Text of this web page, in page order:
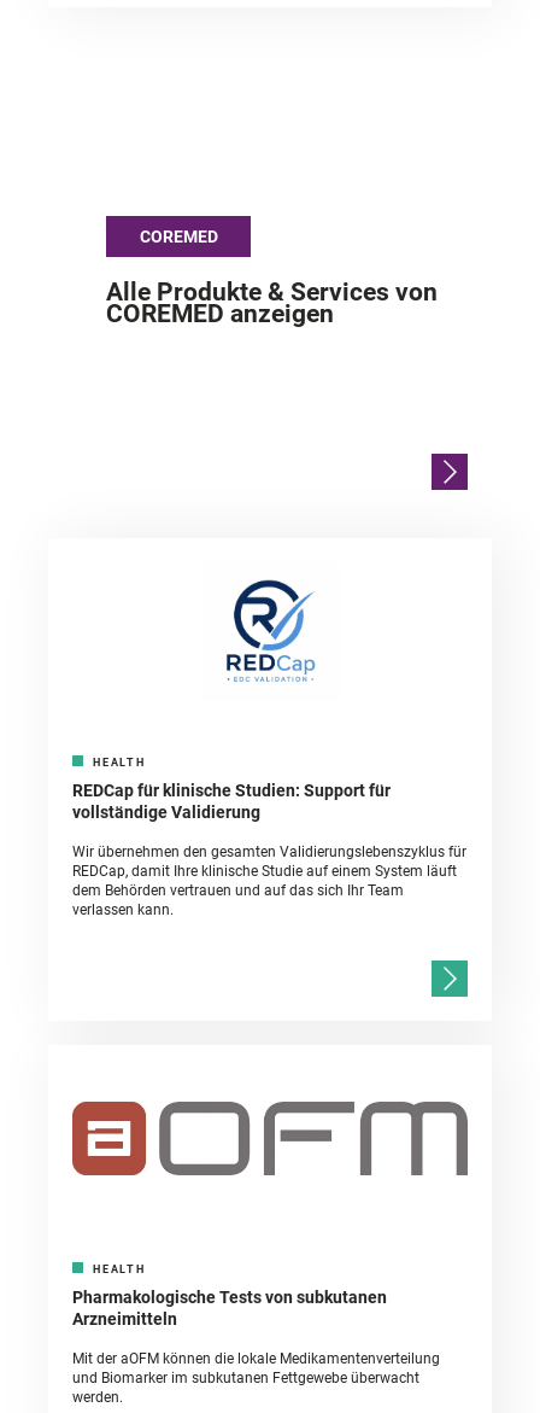
COREMED
Alle Produkte & Services von
COREMED anzeigen
HEALTH
REDCap für klinische Studien: Support für
vollständige Validierung
Wir übernehmen den gesamten Validierungslebenszyklus für
REDCap, damit Ihre klinische Studie auf einem System läuft
dem Behörden vertrauen und auf das sich Ihr Team
verlassen kann.
HEALTH
Pharmakologische Tests von subkutanen
Arzneimitteln
Mit der aOFM können die lokale Medikamentenverteilung
und Biomarker im subkutanen Fettgewebe überwacht
werden.